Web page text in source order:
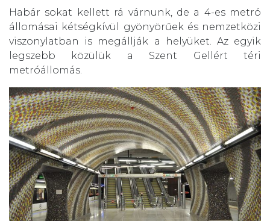
Habár sokat kellett rá várnunk, de a 4-es metró
állomásai kétségkívül gyönyörűek és nemzetközi
viszonylatban is megállják a helyüket. Az egyik
legszebb közülük a Szent Gellért téri
metróállomás.